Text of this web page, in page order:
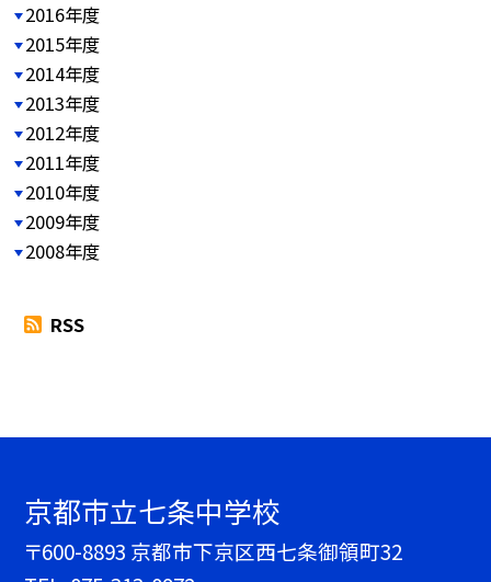
2016年度
2015年度
2014年度
2013年度
2012年度
2011年度
2010年度
2009年度
2008年度
RSS
京都市立七条中学校
〒600-8893 京都市下京区西七条御領町32